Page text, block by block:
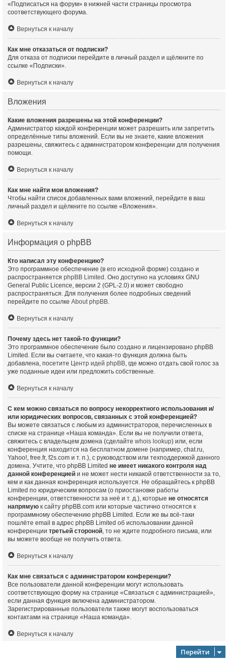
«Подписаться на форум» в нижней части страницы просмотра
соответствующего форума.
Вернуться к началу
Как мне отказаться от подписки?
Для отказа от подписки перейдите в личный раздел и щёлкните по
ссылке «Подписки».
Вернуться к началу
Вложения
Какие вложения разрешены на этой конференции?
Администратор каждой конференции может разрешить или запретить
определённые типы вложений. Если вы не знаете, какие вложения
разрешены, свяжитесь с администратором конференции для получения
помощи.
Вернуться к началу
Как мне найти мои вложения?
Чтобы найти список добавленных вами вложений, перейдите в ваш
личный раздел и щёлкните по ссылке «Вложения».
Вернуться к началу
Информация о phpBB
Кто написал эту конференцию?
Это программное обеспечение (в его исходной форме) создано и
распространяется phpBB Limited . Оно доступно на условиях GNU
General Public Licence, версии 2 (GPL-2.0) и может свободно
распространяться. Для получения более подробных сведений
перейдите по ссылке About phpBB.
Вернуться к началу
Почему здесь нет такой-то функции?
Это программное обеспечение было создано и лицензировано phpBB
Limited. Если вы считаете, что какая-то функция должна быть
добавлена, посетите Центр идей phpBB, где можно отдать свой голос за
уже поданные идеи или предложить собственные.
Вернуться к началу
С кем можно связаться по вопросу некорректного использования и/
или юридических вопросов, связанных с этой конференцией?
Вы можете связаться с любым из администраторов, перечисленных в
списке на странице «Наша команда». Если вы не получили ответа,
свяжитесь с владельцем домена (сделайте whois lookup) или, если
конференция находится на бесплатном домене (например, chat.ru,
Yahoo!, free.fr, f2s.com и т. п.), с руководством или техподдержкой данного
домена. Учтите, что phpBB Limited не имеет никакого контроля над
данной конференцией и не может нести никакой ответственности за то,
кем и как данная конференция используется. Не обращайтесь к phpBB
Limited по юридическим вопросам (о приостановке работы
конференции, ответственности за неё и т. д.), которые не относятся
напрямую к сайту phpBB.com или которые частично относятся к
программному обеспечению phpBB Limited. Если же вы всё-таки
пошлёте email в адрес phpBB Limited об использовании данной
конференции третьей стороной, то не ждите подробного письма, или
вы можете вообще не получить ответа.
Вернуться к началу
Как мне связаться с администратором конференции?
Все пользователи данной конференции могут использовать
соответствующую форму на странице «Связаться с администрацией»,
если данная функция включена администратором.
Зарегистрированные пользователи также могут воспользоваться
контактами на странице «Наша команда».
Вернуться к началу
Перейти